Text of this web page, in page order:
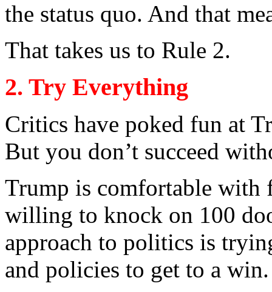
the status quo. And that
That takes us to Rule 2.
2. Try Everything
Critics have poked fun at
But you don’t succeed
Trump is comfortable with
willing to knock on 100
approach to politics is
and policies to get to a win.